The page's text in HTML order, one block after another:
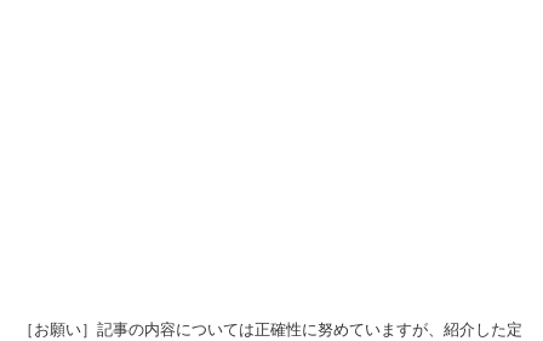
［お願い］記事の内容については正確性に努めていますが、紹介した定